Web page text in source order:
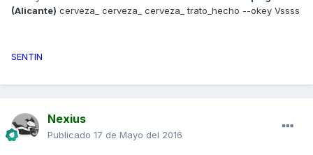
(Alicante) cerveza_ cerveza_ cerveza_ trato_hecho --okey Vssss
SENTIN
Nexius
Publicado 17 de Mayo del 2016